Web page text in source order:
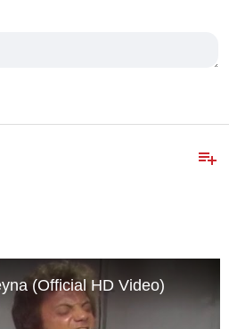
playlist_add
(Official HD Video)